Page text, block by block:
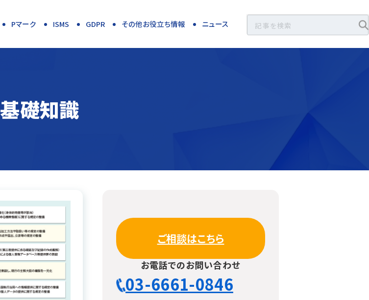
Pマーク ISMS GDPR その他お役立ち情報 ニュース
基礎知識
ご相談はこちら
お電話でのお問い合わせ
03-6661-0846